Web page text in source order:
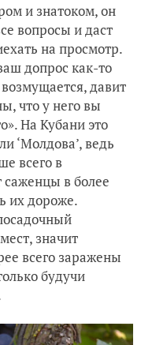
и знатоком, он
вопросы и даст
на просмотр.
допрос как-то
давит
что у него вы
На Кубани это
‘Молдова’, ведь
всего в
саженцы в более
их дороже.
значит
всего заражены
будучи